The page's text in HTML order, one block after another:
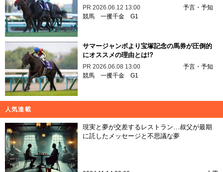
PR 2026.06.12 13:00
予言・予知
競馬 一攫千金 G1
サマージャンボより宝塚記念の馬券が圧倒的
にオススメの理由とは!?
PR 2026.06.08 13:00
予言・予知
競馬 一攫千金 G1
人気連載
現実と夢が交差するレストラン…叔父が最期
に託したメッセージと不思議な夢